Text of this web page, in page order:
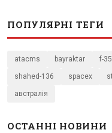
ПОПУЛЯРНІ ТЕГИ
atacms bayraktar f-35
shahed-136 spacex
австралія
ОСТАННІ НОВИНИ